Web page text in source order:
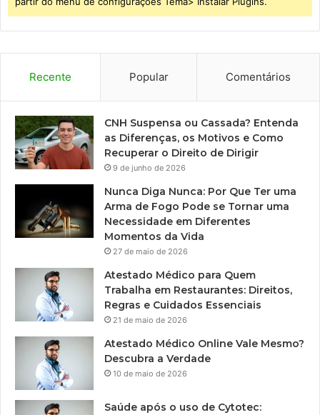
Recente Popular Comentários
CNH Suspensa ou Cassada? Entenda
as Diferenças, os Motivos e Como
Recuperar o Direito de Dirigir
9 de junho de 2026
Nunca Diga Nunca: Por Que Ter uma
Arma de Fogo Pode se Tornar uma
Necessidade em Diferentes
Momentos da Vida
27 de maio de 2026
Atestado Médico para Quem
Trabalha em Restaurantes: Direitos,
Regras e Cuidados Essenciais
21 de maio de 2026
Atestado Médico Online Vale Mesmo?
Descubra a Verdade
10 de maio de 2026
Saúde após o uso de Cytotec: